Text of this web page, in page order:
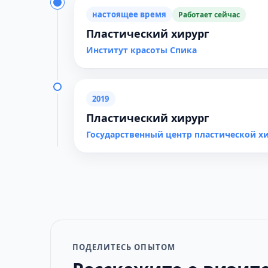
настоящее время Работает сейчас
Пластический хирург
Институт красоты Спика
2019
Пластический хирург
Государственный центр пластической
ПОДЕЛИТЕСЬ ОПЫТОМ